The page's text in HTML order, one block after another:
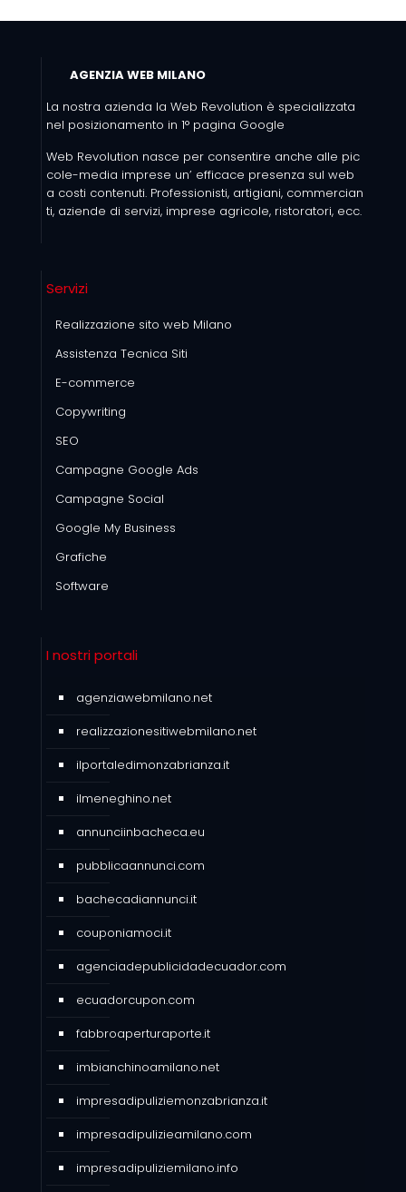
AGENZIA WEB MILANO
La nostra azienda la Web Revolution è specializzata
nel posizionamento in 1° pagina Google
Web Revolution nasce per consentire anche alle pic
cole-media imprese un’ efficace presenza sul web
a costi contenuti. Professionisti, artigiani, commercian
ti, aziende di servizi, imprese agricole, ristoratori, ecc.
Servizi
Realizzazione sito web Milano
Assistenza Tecnica Siti
E-commerce
Copywriting
SEO
Campagne Google Ads
Campagne Social
Google My Business
Grafiche
Software
I nostri portali
agenziawebmilano.net
realizzazionesitiwebmilano.net
ilportaledimonzabrianza.it
ilmeneghino.net
annunciinbacheca.eu
pubblicaannunci.com
bachecadiannunci.it
couponiamoci.it
agenciadepublicidadecuador.com
ecuadorcupon.com
fabbroaperturaporte.it
imbianchinoamilano.net
impresadipuliziemonzabrianza.it
impresadipulizieamilano.com
impresadipuliziemilano.info